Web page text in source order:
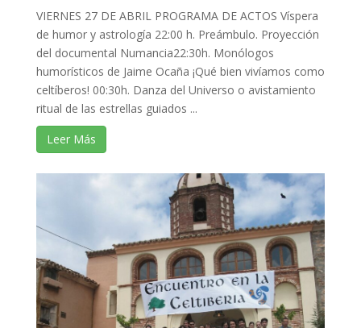
VIERNES 27 DE ABRIL PROGRAMA DE ACTOS Víspera
de humor y astrología 22:00 h. Preámbulo. Proyección
del documental Numancia22:30h. Monólogos
humorísticos de Jaime Ocaña ¡Qué bien vivíamos como
celtíberos! 00:30h. Danza del Universo o avistamiento
ritual de las estrellas guiados ...
Leer Más